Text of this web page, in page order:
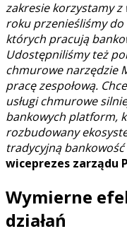
zakresie korzystamy z
roku przenieśliśmy
których pracują
Udostępniliśmy też
chmurowe narzędzie
pracę zespołową.
usługi chmurowe
bankowych platform,
rozbudowany
tradycyjną bankowość
wiceprezes zarządu
Wymierne
działań